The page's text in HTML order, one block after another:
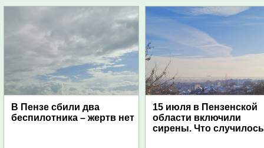
В Пензе сбили два
беспилотника – жертв нет
15 июля в Пензенской
области включили
сирены. Что